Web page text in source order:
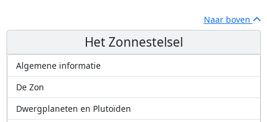
Naar boven
Het Zonnestelsel
Algemene informatie
De Zon
Dwergplaneten en Plutoïden